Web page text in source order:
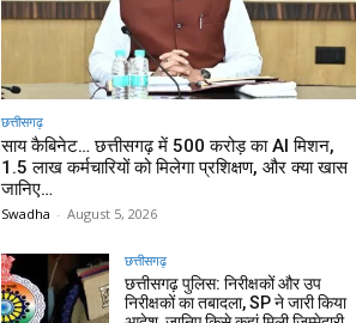
छत्तीसगढ़
साय कैबिनेट… छत्तीसगढ़ में 500 करोड़ का AI मिशन,
1.5 लाख कर्मचारियों को मिलेगा प्रशिक्षण, और क्या खास
जानिए…
Swadha - August 5, 2026
छत्तीसगढ़
छत्तीसगढ़ पुलिस: निरीक्षकों और उप
निरीक्षकों का तबादला, SP ने जारी किया